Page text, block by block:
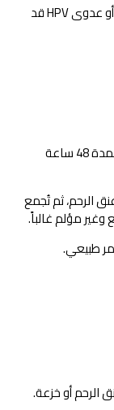
النساء اللواتي لديهن تاريخ من نتائج غير طبيعية أو عدوى HPV قد
تجنب الجماع والمنتجات المهبلية لمدة 48 ساعة
ثم تُجمع
غالباً.
أو خزعة.